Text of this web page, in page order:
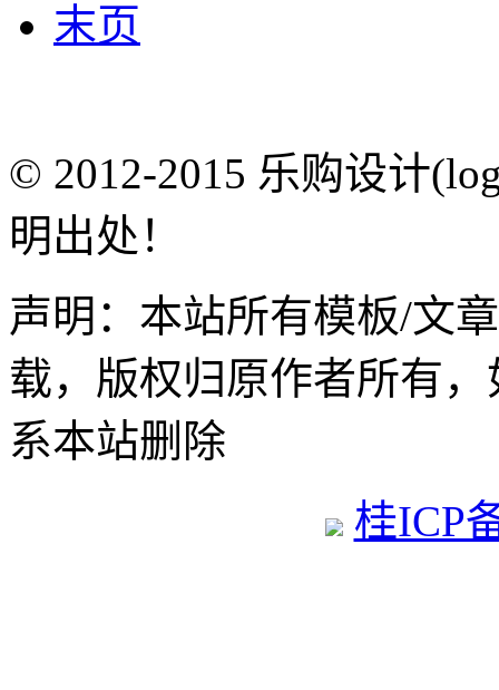
末页
© 2012-2015 乐购设计
明出处！
声明：本站所有模板/文
载，版权归原作者所有
系本站删除
桂ICP